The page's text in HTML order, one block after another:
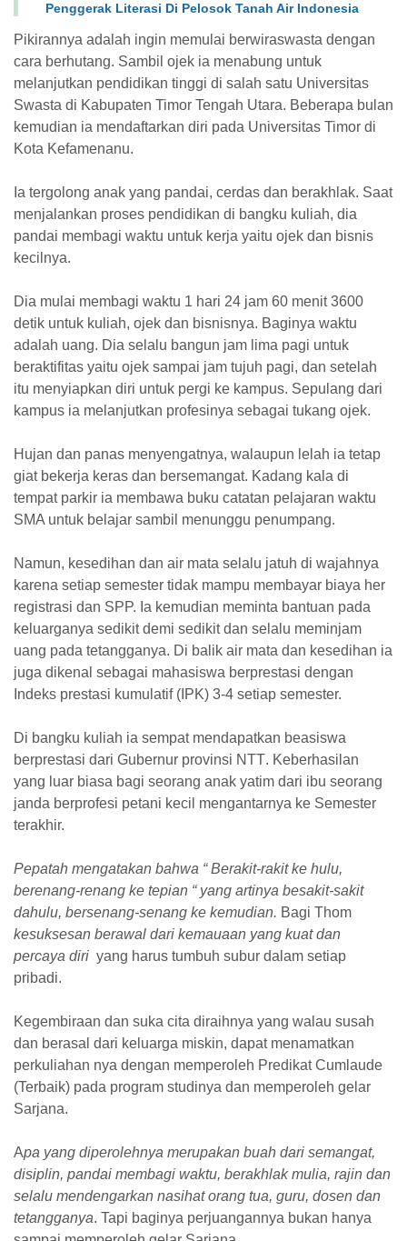
Penggerak Literasi Di Pelosok Tanah Air Indonesia
Pikirannya adalah ingin memulai berwiraswasta dengan
cara berhutang. Sambil ojek ia menabung untuk
melanjutkan pendidikan tinggi di salah satu Universitas
Swasta di Kabupaten Timor Tengah Utara. Beberapa bulan
kemudian ia mendaftarkan diri pada Universitas Timor di
Kota Kefamenanu.
Ia tergolong anak yang pandai, cerdas dan berakhlak. Saat
menjalankan proses pendidikan di bangku kuliah, dia
pandai membagi waktu untuk kerja yaitu ojek dan bisnis
kecilnya.
Dia mulai membagi waktu 1 hari 24 jam 60 menit 3600
detik untuk kuliah, ojek dan bisnisnya. Baginya waktu
adalah uang. Dia selalu bangun jam lima pagi untuk
beraktifitas yaitu ojek sampai jam tujuh pagi, dan setelah
itu menyiapkan diri untuk pergi ke kampus. Sepulang dari
kampus ia melanjutkan profesinya sebagai tukang ojek.
Hujan dan panas menyengatnya, walaupun lelah ia tetap
giat bekerja keras dan bersemangat. Kadang kala di
tempat parkir ia membawa buku catatan pelajaran waktu
SMA untuk belajar sambil menunggu penumpang.
Namun, kesedihan dan air mata selalu jatuh di wajahnya
karena setiap semester tidak mampu membayar biaya her
registrasi dan SPP. Ia kemudian meminta bantuan pada
keluarganya sedikit demi sedikit dan selalu meminjam
uang pada tetangganya. Di balik air mata dan kesedihan ia
juga dikenal sebagai mahasiswa berprestasi dengan
Indeks prestasi kumulatif (IPK) 3-4 setiap semester.
Di bangku kuliah ia sempat mendapatkan beasiswa
berprestasi dari Gubernur provinsi NTT. Keberhasilan
yang luar biasa bagi seorang anak yatim dari ibu seorang
janda berprofesi petani kecil mengantarnya ke Semester
terakhir.
Pepatah mengatakan bahwa “ Berakit-rakit ke hulu,
berenang-renang ke tepian “ yang artinya besakit-sakit
dahulu, bersenang-senang ke kemudian. Bagi Thom
kesuksesan berawal dari kemauaan yang kuat dan
percaya diri yang harus tumbuh subur dalam setiap
pribadi.
Kegembiraan dan suka cita diraihnya yang walau susah
dan berasal dari keluarga miskin, dapat menamatkan
perkuliahan nya dengan memperoleh Predikat Cumlaude
(Terbaik) pada program studinya dan memperoleh gelar
Sarjana.
Apa yang diperolehnya merupakan buah dari semangat,
disiplin, pandai membagi waktu, berakhlak mulia, rajin dan
selalu mendengarkan nasihat orang tua, guru, dosen dan
tetangganya. Tapi baginya perjuangannya bukan hanya